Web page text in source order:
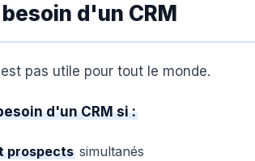
d'un CRM
pas utile pour tout le monde.
d'un CRM si :
prospects simultanés